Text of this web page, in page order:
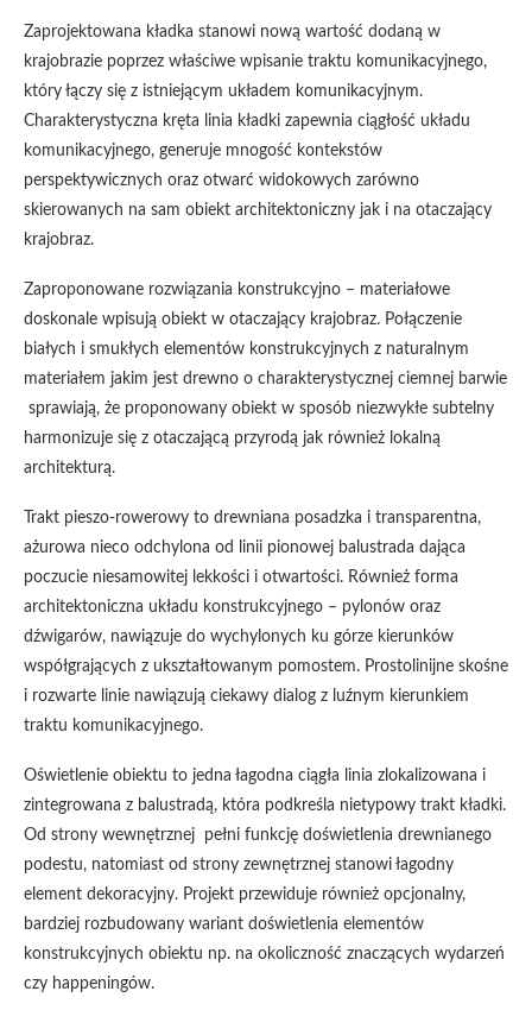
Zaprojektowana kładka stanowi nową wartość dodaną w
krajobrazie poprzez właściwe wpisanie traktu komunikacyjnego,
który łączy się z istniejącym układem komunikacyjnym.
Charakterystyczna kręta linia kładki zapewnia ciągłość układu
komunikacyjnego, generuje mnogość kontekstów
perspektywicznych oraz otwarć widokowych zarówno
skierowanych na sam obiekt architektoniczny jak i na otaczający
krajobraz.
Zaproponowane rozwiązania konstrukcyjno – materiałowe
doskonale wpisują obiekt w otaczający krajobraz. Połączenie
białych i smukłych elementów konstrukcyjnych z naturalnym
materiałem jakim jest drewno o charakterystycznej ciemnej barwie
sprawiają, że proponowany obiekt w sposób niezwykłe subtelny
harmonizuje się z otaczającą przyrodą jak również lokalną
architekturą.
Trakt pieszo-rowerowy to drewniana posadzka i transparentna,
ażurowa nieco odchylona od linii pionowej balustrada dająca
poczucie niesamowitej lekkości i otwartości. Również forma
architektoniczna układu konstrukcyjnego – pylonów oraz
dźwigarów, nawiązuje do wychylonych ku górze kierunków
współgrających z ukształtowanym pomostem. Prostolinijne skośne
i rozwarte linie nawiązują ciekawy dialog z luźnym kierunkiem
traktu komunikacyjnego.
Oświetlenie obiektu to jedna łagodna ciągła linia zlokalizowana i
zintegrowana z balustradą, która podkreśla nietypowy trakt kładki.
Od strony wewnętrznej pełni funkcję doświetlenia drewnianego
podestu, natomiast od strony zewnętrznej stanowi łagodny
element dekoracyjny. Projekt przewiduje również opcjonalny,
bardziej rozbudowany wariant doświetlenia elementów
konstrukcyjnych obiektu np. na okoliczność znaczących wydarzeń
czy happeningów.